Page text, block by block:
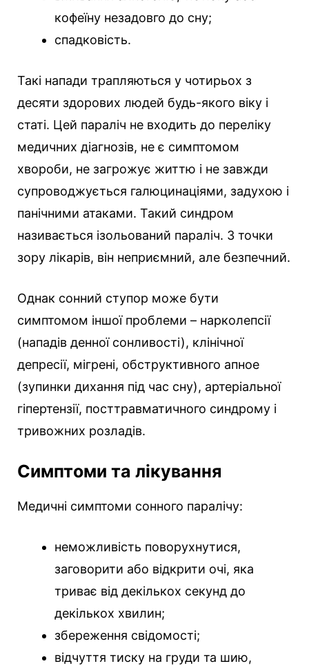
кофеїну незадовго до сну;
спадковість.
Такі напади трапляються у чотирьох з
десяти здорових людей будь-якого віку і
статі. Цей параліч не входить до переліку
медичних діагнозів, не є симптомом
хвороби, не загрожує життю і не завжди
супроводжується галюцинаціями, задухою і
панічними атаками. Такий синдром
називається ізольований параліч. З точки
зору лікарів, він неприємний, але безпечний.
Однак сонний ступор може бути
симптомом іншої проблеми – нарколепсії
(нападів денної сонливості), клінічної
депресії, мігрені, обструктивного апное
(зупинки дихання під час сну), артеріальної
гіпертензії, посттравматичного синдрому і
тривожних розладів.
Симптоми та лікування
Медичні симптоми сонного паралічу:
неможливість поворухнутися,
заговорити або відкрити очі, яка
триває від декількох секунд до
декількох хвилин;
збереження свідомості;
відчуття тиску на груди та шию,